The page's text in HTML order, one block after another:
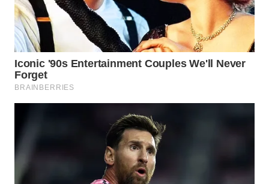
WN
NIAS
WN
LANGKAT
TANJUNG